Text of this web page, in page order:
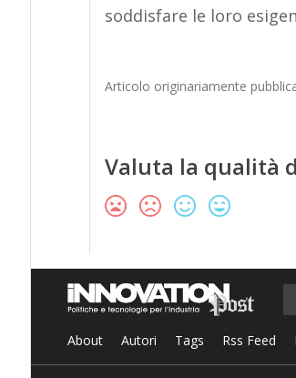
soddisfare le loro
Articolo originariamente
Valuta la qualità
About Autori Tags Rss Feed